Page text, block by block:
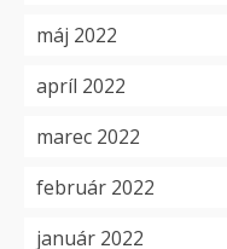
máj 2022
apríl 2022
marec 2022
február 2022
január 2022